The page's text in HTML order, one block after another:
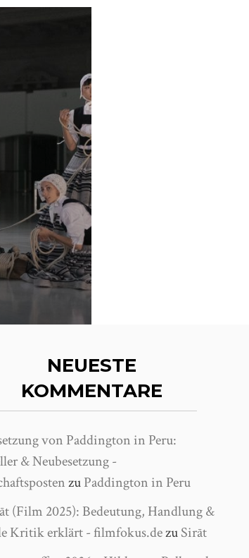
NEUESTE
KOMMENTARE
von Paddington in Peru:
& Neubesetzung -
zuPaddington in Peru
(Film 2025): Bedeutung, Handlung &
Kritik erklärt - filmfokus.dezuSirāt